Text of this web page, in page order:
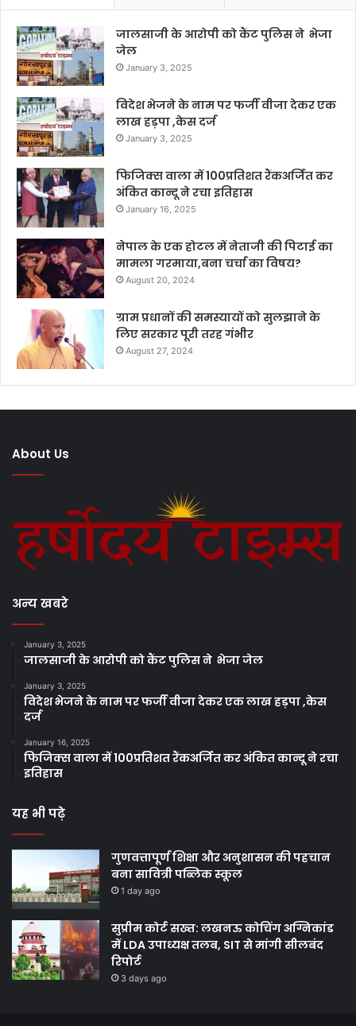
जालसाजी के आरोपी को कैंट पुलिस ने भेजा
जेल
January 3, 2025
विदेश भेजने के नाम पर फर्जी वीजा देकर एक
लाख हड़पा ,केस दर्ज
January 3, 2025
फिजिक्स वाला में 100प्रतिशत रैंकअर्जित कर
अंकित कान्दू ने रचा इतिहास
January 16, 2025
नेपाल के एक होटल में नेताजी की पिटाई का
मामला गरमाया,बना चर्चा का विषय?
August 20, 2024
ग्राम प्रधानों की समस्यायों को सुलझाने के
लिए सरकार पूरी तरह गंभीर
August 27, 2024
About Us
अन्य खबरे
January 3, 2025
जालसाजी के आरोपी को कैंट पुलिस ने भेजा जेल
January 3, 2025
विदेश भेजने के नाम पर फर्जी वीजा देकर एक लाख हड़पा ,केस
दर्ज
January 16, 2025
फिजिक्स वाला में 100प्रतिशत रैंकअर्जित कर अंकित कान्दू ने रचा
इतिहास
यह भी पढ़े
गुणवत्तापूर्ण शिक्षा और अनुशासन की पहचान
बना सावित्री पब्लिक स्कूल
1 day ago
सुप्रीम कोर्ट सख्त: लखनऊ कोचिंग अग्निकांड
में LDA उपाध्यक्ष तलब, SIT से मांगी सीलबंद
रिपोर्ट
3 days ago